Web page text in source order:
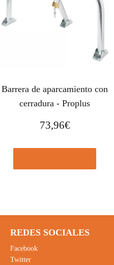
Barrera de aparcamiento con
cerradura - Proplus
73,96€
REDES SOCIALES
Facebook
Twitter